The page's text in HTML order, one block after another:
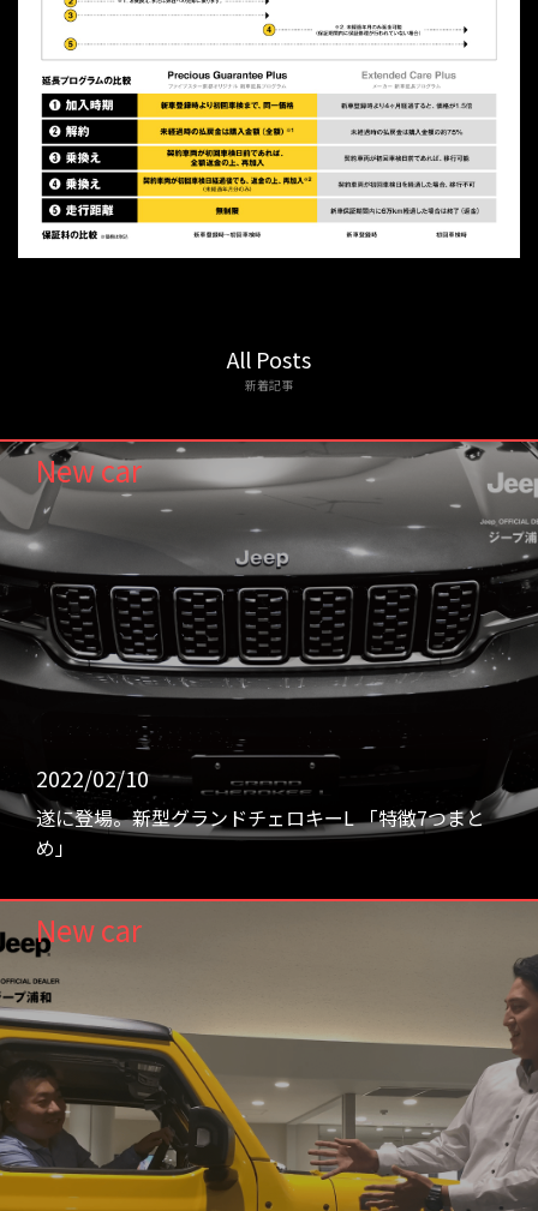
All Posts
新着記事
New car
2022/02/10
遂に登場。新型グランドチェロキーL 「特徴7つまと
め」
New car